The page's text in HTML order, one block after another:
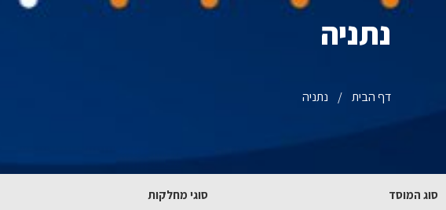
נתניה
דף הבית / נתניה
סוג המוסד סוגי מחלקות